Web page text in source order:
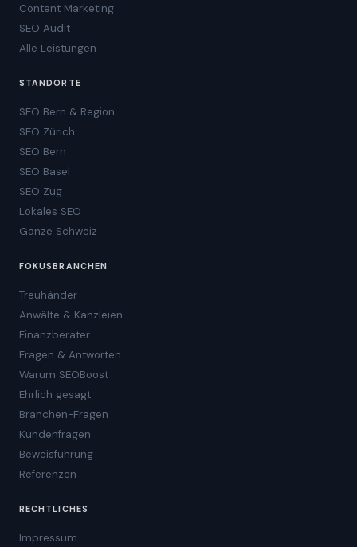
Content Marketing
SEO Audit
Alle Leistungen
STANDORTE
SEO Bern & Region
SEO Zürich
SEO Bern
SEO Basel
SEO Zug
Lokales SEO
Ganze Schweiz
FOKUSBRANCHEN
Treuhänder
Anwälte & Kanzleien
Finanzberater
Fragen & Antworten
Warum SEOBoost
Ehrlich gesagt
Branchen-Fragen
Kundenfragen
Beweisführung
Referenzen
RECHTLICHES
Impressum